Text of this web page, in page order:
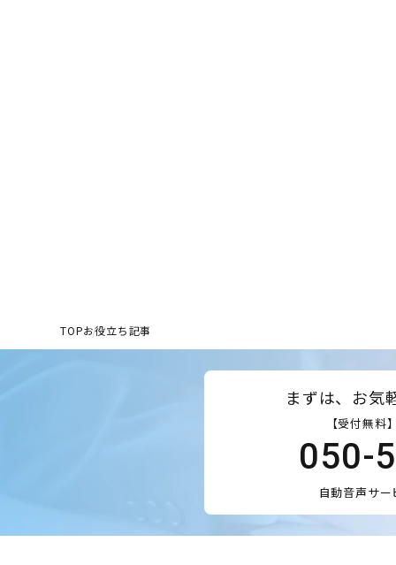
TOPお役立ち記事
まずは、お気
【受付無料
050-
自動音声サ